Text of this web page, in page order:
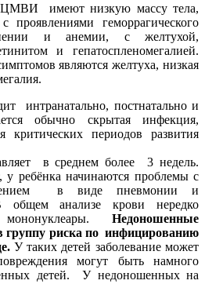
имеют низкую массу тела,
геморрагического
и анемии, с желтухой,
и гепатоспленомегалией.
являются желтуха, низкая
интранатально, постнатально и
обычно скрытая инфекция,
критических периодов развития
в среднем более 3 недель.
у ребёнка начинаются проблемы с
в виде пневмонии и
общем анализе крови нередко
Недоношенные
группу риска по инфицированию
У таких детей заболевание может
могут быть намного
детей. У недоношенных на